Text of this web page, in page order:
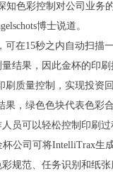
知色彩控制对公司业
博士说道。
在15秒之内自动扫
结果，因此金杯的印
质量控制，实现投资
，绿色色块代表色彩
员可以轻松控制印刷
公司可将IntelliTrax
规范、任务识别和纸